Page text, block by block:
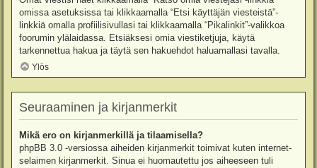
omissa asetuksissa tai klikkaamalla “Etsi käyttäjän viesteistä”-
linkkiä omalla profiilisivullasi tai klikkaamalla “Pikalinkit”-valikkoa
foorumin ylälaidassa. Etsiäksesi omia viestiketjuja, käytä
tarkennettua hakua ja täytä sen hakuehdot haluamallasi tavalla.
Ylös
Seuraaminen ja kirjanmerkit
Mikä ero on kirjanmerkillä ja tilaamisella?
phpBB 3.0 -versiossa aiheiden kirjanmerkit toimivat kuten internet-
selaimen kirjanmerkit. Sinua ei huomautettu jos aiheeseen tuli